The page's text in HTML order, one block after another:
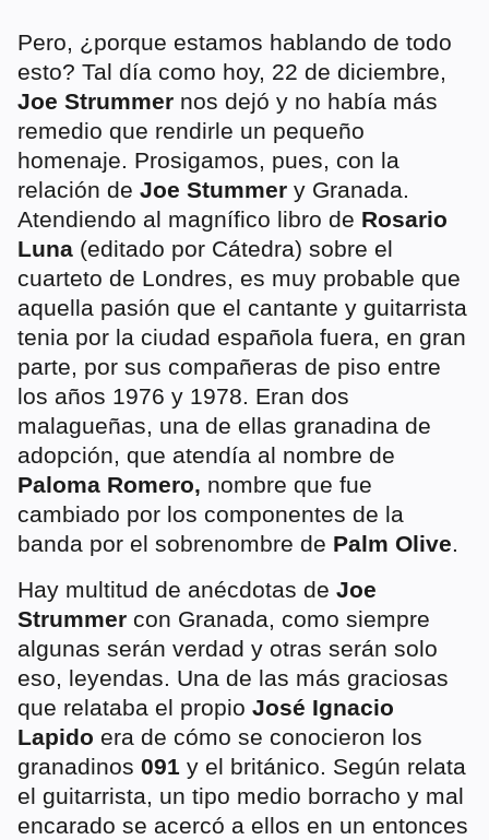
Pero, ¿porque estamos hablando de todo
esto? Tal día como hoy, 22 de diciembre,
Joe Strummer nos dejó y no había más
remedio que rendirle un pequeño
homenaje. Prosigamos, pues, con la
relación de Joe Stummer y Granada.
Atendiendo al magnífico libro de Rosario
Luna (editado por Cátedra) sobre el
cuarteto de Londres, es muy probable que
aquella pasión que el cantante y guitarrista
tenia por la ciudad española fuera, en gran
parte, por sus compañeras de piso entre
los años 1976 y 1978. Eran dos
malagueñas, una de ellas granadina de
adopción, que atendía al nombre de
Paloma Romero, nombre que fue
cambiado por los componentes de la
banda por el sobrenombre de Palm Olive.
Hay multitud de anécdotas de Joe
Strummer con Granada, como siempre
algunas serán verdad y otras serán solo
eso, leyendas. Una de las más graciosas
que relataba el propio José Ignacio
Lapido era de cómo se conocieron los
granadinos 091 y el británico. Según relata
el guitarrista, un tipo medio borracho y mal
encarado se acercó a ellos en un entonces